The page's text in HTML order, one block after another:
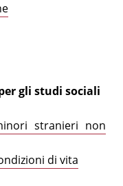
gli studi sociali
stranieri non
di vita